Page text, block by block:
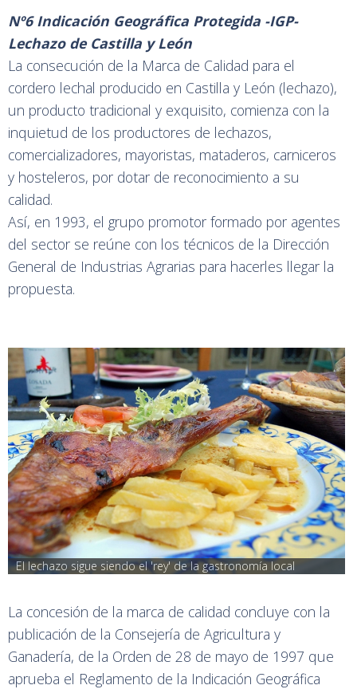
Nº6 Indicación Geográfica Protegida -IGP-
Lechazo de Castilla y León
La consecución de la Marca de Calidad para el
cordero lechal producido en Castilla y León (lechazo),
un producto tradicional y exquisito, comienza con la
inquietud de los productores de lechazos,
comercializadores, mayoristas, mataderos, carniceros
y hosteleros, por dotar de reconocimiento a su
calidad.
Así, en 1993, el grupo promotor formado por agentes
del sector se reúne con los técnicos de la Dirección
General de Industrias Agrarias para hacerles llegar la
propuesta.
El lechazo sigue siendo el 'rey' de la gastronomía local
La concesión de la marca de calidad concluye con la
publicación de la Consejería de Agricultura y
Ganadería, de la Orden de 28 de mayo de 1997 que
aprueba el Reglamento de la Indicación Geográfica